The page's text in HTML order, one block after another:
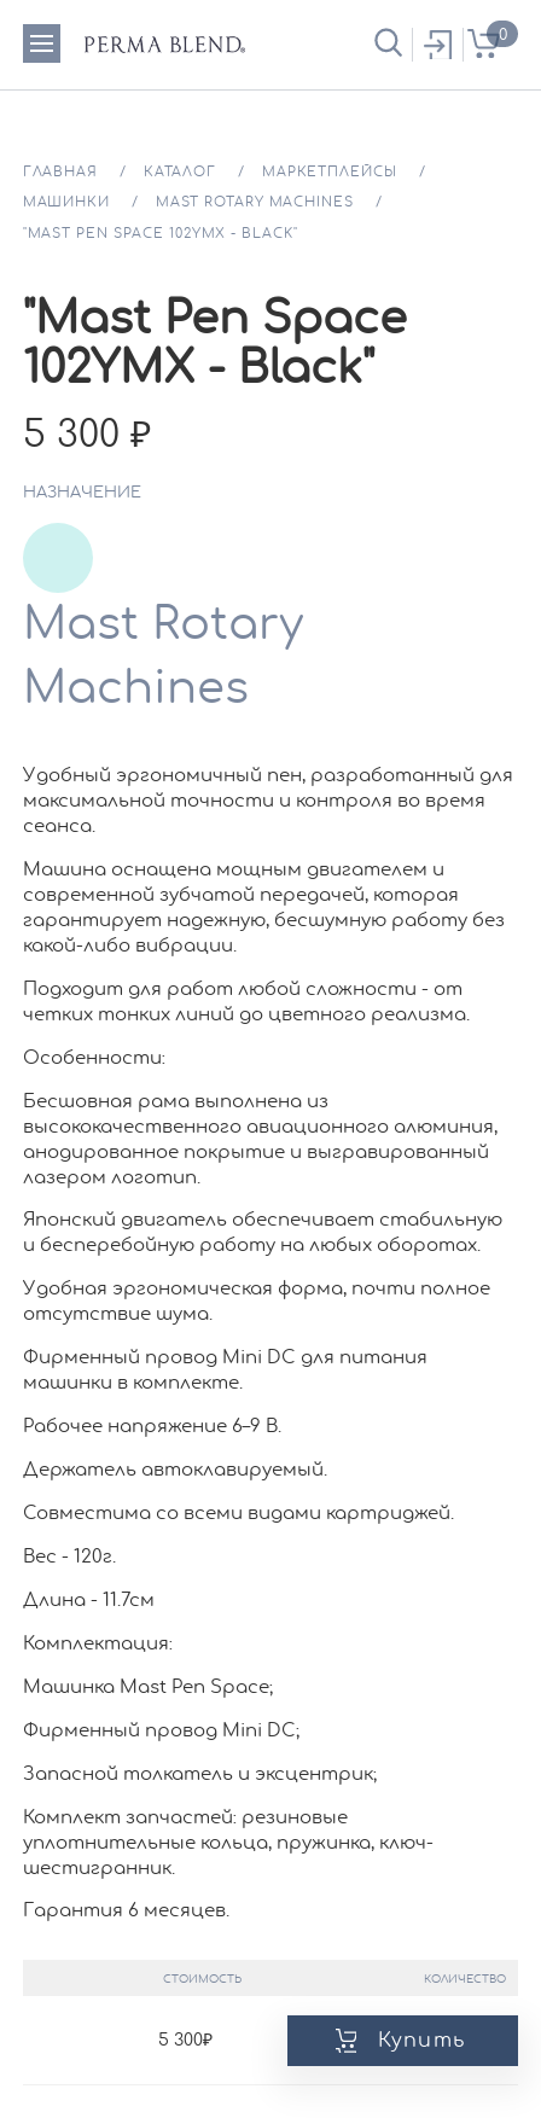
0
ГЛАВНАЯ КАТАЛОГ МАРКЕТПЛЕЙСЫ
МАШИНКИ MAST ROTARY MACHINES
"MAST PEN SPACE 102YMX - BLACK"
"Mast Pen Space
102YMX - Black"
5 300
НАЗНАЧЕНИЕ
Mast Rotary
Machines
Удобный эргономичный пен, разработанный для
максимальной точности и контроля во время
сеанса.
Машина оснащена мощным двигателем и
современной зубчатой ​​передачей, которая
гарантирует надежную, бесшумную работу без
какой-либо вибрации.
Подходит для работ любой сложности - от
четких тонких линий до цветного реализма.
Особенности:
Бесшовная рама выполнена из
высококачественного авиационного алюминия,
анодированное покрытие и выгравированный
лазером логотип.
Японский двигатель обеспечивает стабильную
и бесперебойную работу на любых оборотах.
Удобная эргономическая форма, почти полное
отсутствие шума.
Фирменный провод Mini DC для питания
машинки в комплекте.
Рабочее напряжение 6–9 В.
Держатель автоклавируемый.
Совместима со всеми видами картриджей.
Вес - 120г.
Длина - 11.7см
Комплектация:
Машинка Mast Pen Space;
Фирменный провод Mini DC;
Запасной толкатель и эксцентрик;
Комплект запчастей: резиновые
уплотнительные кольца, пружинка, ключ-
шестигранник.
Гарантия 6 месяцев.
СТОИМОСТЬ КОЛИЧЕСТВО
5 300 Купить